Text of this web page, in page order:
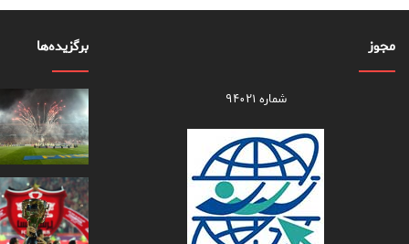
مجوز
شماره ۹۴۰۲۱
برگزیده‌ها